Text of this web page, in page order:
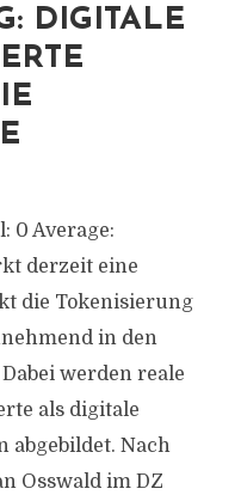
DIGITALE
0 Average:
derzeit eine
die Tokenisierung
in den
werden reale
als digitale
abgebildet. Nach
Osswald im DZ